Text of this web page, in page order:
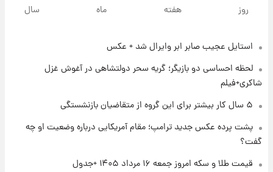
روزها پربارش‌تر خواهند بود؟
۱ روز پیش
شد؛ تیکدری، محبی و سرگیف با اعداد ویژه
۱ روز پیش
شد+فیلم
۱ روز پیش
روز هفته ماه سال
استایل عجیب صابر ابر وایرال شد + عکس
لحظه احساسی دو بازیگر؛ گریه سحر دولتشاهی در آغوش غزل
شاکری+فیلم
۵ سال کار بیشتر برای این گروه از متقاضیان بازنشستگی
پشت پرده عکس جدید ترامپ؛ مقام آمریکایی درباره وضعیت او چه
گفت؟
قیمت طلا و سکه امروز جمعه ۱۶ مرداد ۱۴۰۵ +جدول